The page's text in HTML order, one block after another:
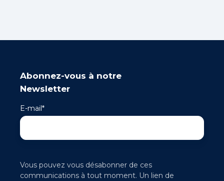
Abonnez-vous à notre
Newsletter
E-mail*
Vous pouvez vous désabonner de ces
communications à tout moment. Un lien de